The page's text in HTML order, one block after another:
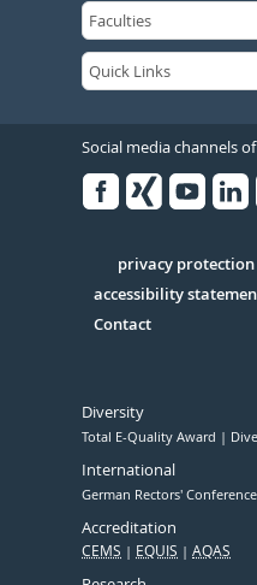
Social media channels
Serivce
privacy
accessibility
Contact
Diversity
Total E-Quality Award
International
German Rectors'
Accreditation
CEMS EQUIS AQAS